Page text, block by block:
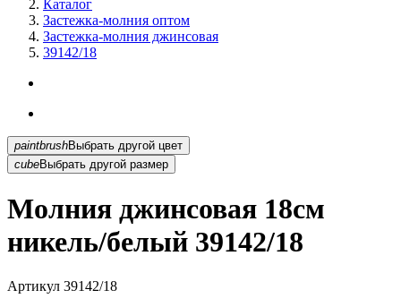
Каталог
Застежка-молния оптом
Застежка-молния джинсовая
39142/18
paintbrush
Выбрать другой цвет
cubeВыбрать другой размер
Молния джинсовая 18см
никель/белый 39142/18
Артикул 39142/18